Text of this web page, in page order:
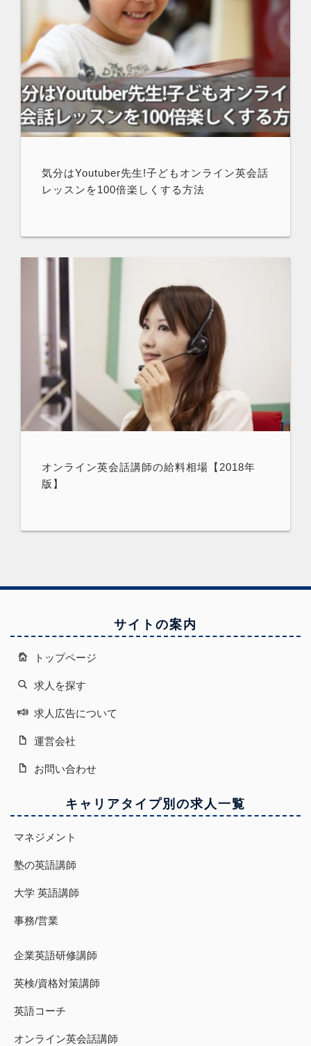
気分はYoutuber先生!子どもオンライン英会話
レッスンを100倍楽しくする方法
オンライン英会話講師の給料相場【2018年
版】
サイトの案内
トップページ
求人を探す
求人広告について
運営会社
お問い合わせ
キャリアタイプ別の求人一覧
マネジメント
塾の英語講師
大学 英語講師
事務/営業
企業英語研修講師
英検/資格対策講師
英語コーチ
オンライン英会話講師